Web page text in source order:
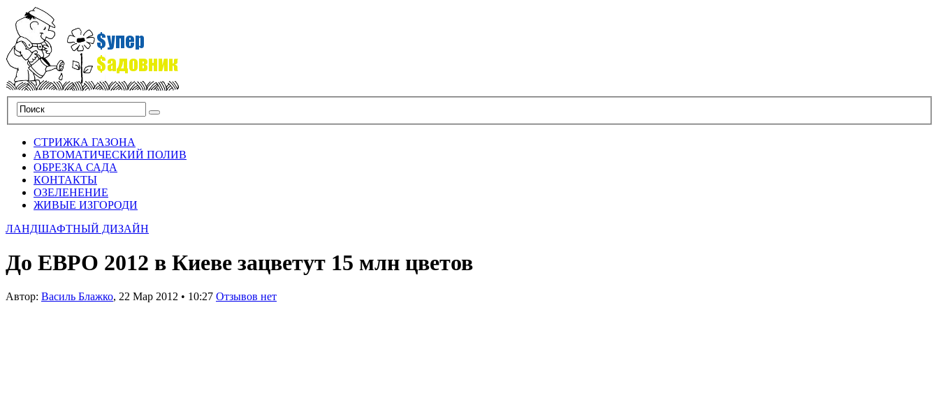
СТРИЖКА ГАЗОНА
АВТОМАТИЧЕСКИЙ ПОЛИВ
ОБРЕЗКА САДА
КОНТАКТЫ
ОЗЕЛЕНЕНИЕ
ЖИВЫЕ ИЗГОРОДИ
ЛАНДШАФТНЫЙ ДИЗАЙН
До ЕВРО 2012 в Киеве зацветут 15 млн цветов
Автор: Василь Блажко, 22 Мар 2012 • 10:27 Отзывов нет